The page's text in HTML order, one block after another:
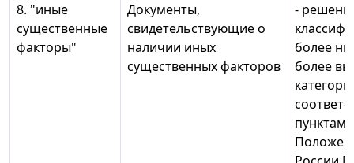
8. "иные
существенные
факторы"
Документы,
свидетельствующие о
наличии иных
существенных факторов
-
более
более